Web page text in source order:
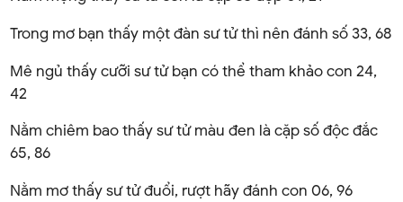
Trong mơ bạn thấy một đàn sư tử thì nên đánh số 33, 68
Mê ngủ thấy cưỡi sư tử bạn có thể tham khảo con 24,
42
Nằm chiêm bao thấy sư tử màu đen là cặp số độc đắc
65, 86
Nằm mơ thấy sư tử đuổi, rượt hãy đánh con 06, 96